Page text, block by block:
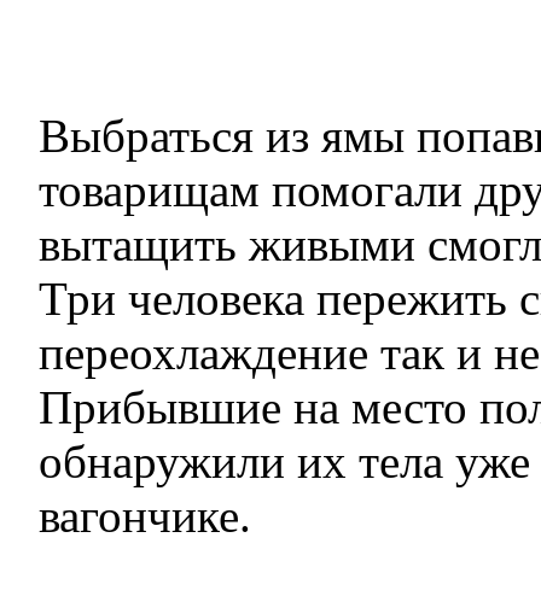
Выбраться из ямы
товарищам помогали
вытащить живыми
Три человека пережить
переохлаждение так и
Прибывшие на место
обнаружили их тела
вагончике.